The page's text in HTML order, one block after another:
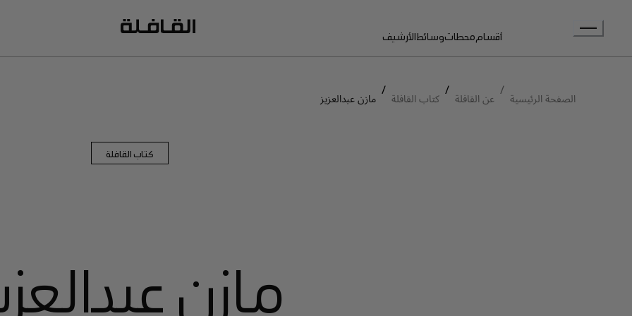
أقسام محطاتوسائطالأرشيف
الصفحة الرئيسية / عن القافلة / كتاب القافلة / مازن عبدالعزيز
كتاب القافلة
مازن